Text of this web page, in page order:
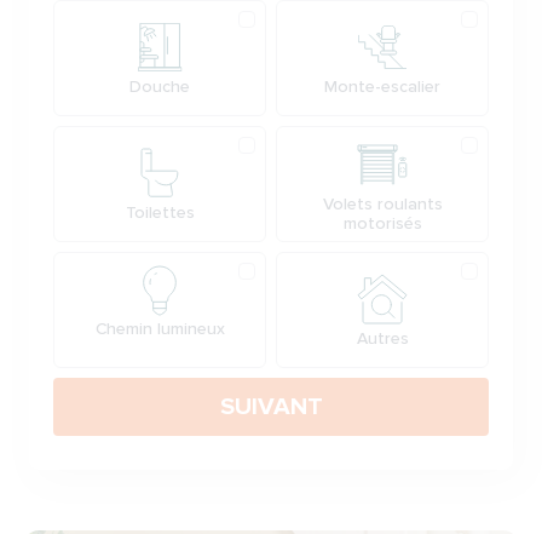
Douche
Toilettes
Chemin lumineux
Monte-escalier
Volets roulants
motorisés
Autres
SUIVANT